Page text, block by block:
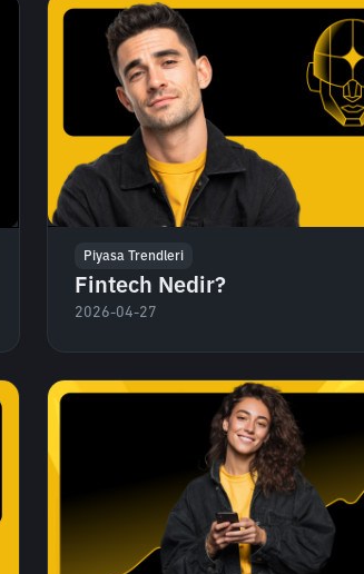
Piyasa Trendleri
Fintech Nedir?
2026-04-27